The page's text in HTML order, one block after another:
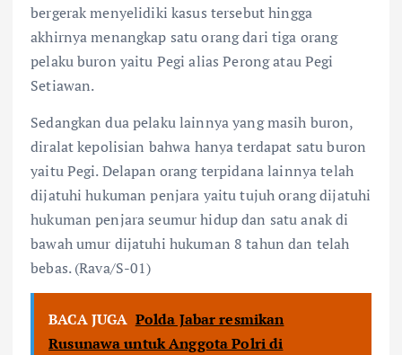
bergerak menyelidiki kasus tersebut hingga
akhirnya menangkap satu orang dari tiga orang
pelaku buron yaitu Pegi alias Perong atau Pegi
Setiawan.
Sedangkan dua pelaku lainnya yang masih buron,
diralat kepolisian bahwa hanya terdapat satu buron
yaitu Pegi. Delapan orang terpidana lainnya telah
dijatuhi hukuman penjara yaitu tujuh orang dijatuhi
hukuman penjara seumur hidup dan satu anak di
bawah umur dijatuhi hukuman 8 tahun dan telah
bebas. (Rava/S-01)
BACA JUGA Polda Jabar resmikan
Rusunawa untuk Anggota Polri di